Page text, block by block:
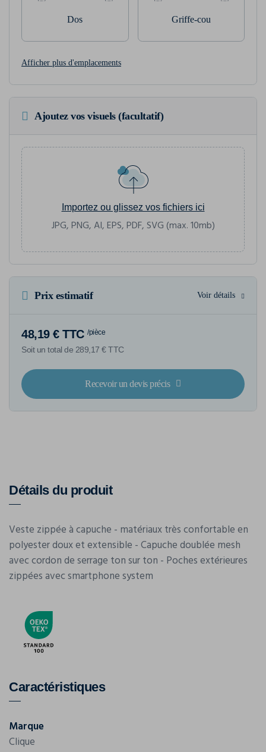
Dos Griffe-cou
Afficher plus d'emplacements
Ajoutez vos visuels (facultatif)
Importez ou glissez vos fichiers ici
JPG, PNG, AI, EPS, PDF, SVG (max. 10mb)
Prix estimatif Voir détails
48,19 € TTC /pièce
Soit un total de 289,17 € TTC
Recevoir un devis précis
Détails du produit
Veste zippée à capuche - matériaux très confortable en
polyester doux et extensible - Capuche doublée mesh
avec cordon de serrage ton sur ton - Poches extérieures
zippées avec smartphone system
Caractéristiques
Marque
Clique